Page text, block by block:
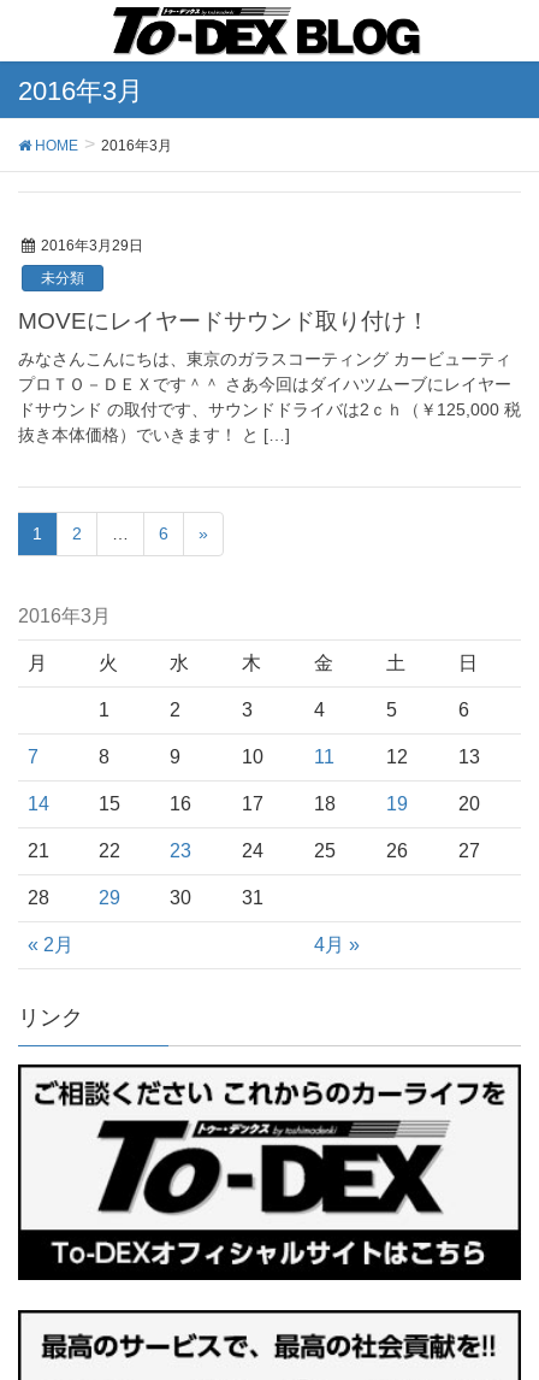
2016年3月
HOME 2016年3月
2016年3月29日
未分類
MOVEにレイヤードサウンド取り付け！
みなさんこんにちは、東京のガラスコーティング カービューティ
プロＴＯ－ＤＥＸです＾＾ さあ今回はダイハツムーブにレイヤー
ドサウンド の取付です、サウンドドライバは2ｃｈ（￥125,000 税
抜き本体価格）でいきます！ と […]
1 2 6 »
2016年3月
月 火 水 木 金 土 日
« 2月 4月 »
1 2 3 4 5 6
7 8 9 10 11 12 13
14 15 16 17 18 19 20
21 22 23 24 25 26 27
28 29 30 31
リンク